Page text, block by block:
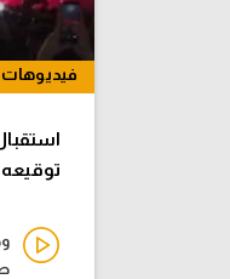
فيديوهات
توقيعه